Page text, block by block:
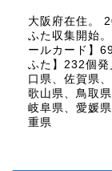
大阪府在住。
ふた収集開始
ールカード】
ふた】232個
口県、佐賀県
歌山県、鳥取
岐阜県、愛媛
重県